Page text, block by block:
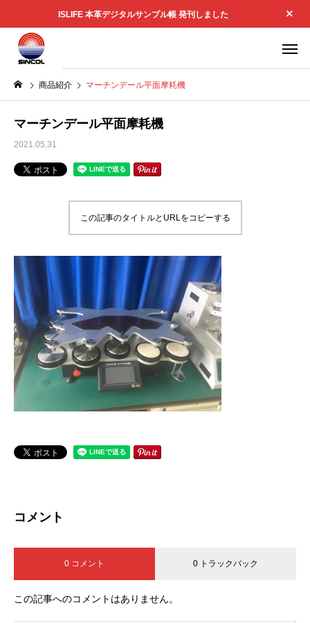
ISLIFE 本革デジタルサンプル帳 発刊しました
商品紹介 マーチンデール平面摩耗機
マーチンデール平面摩耗機
2021.05.31
この記事のタイトルとURLをコピーする
コメント
0 コメント 0 トラックバック
この記事へのコメントはありません。